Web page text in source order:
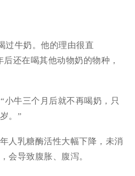
过牛奶。他的理由很直
还在喝其他动物奶的物种，
小牛三个月后就不再喝奶，只
。”
人乳糖酶活性大幅下降，未消
会导致腹胀、腹泻。